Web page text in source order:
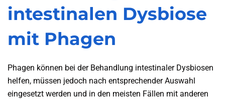
intestinalen Dysbiose
mit Phagen
Phagen können bei der Behandlung intestinaler Dysbiosen
helfen, müssen jedoch nach entsprechender Auswahl
eingesetzt werden und in den meisten Fällen mit anderen